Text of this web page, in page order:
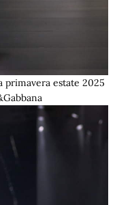
primavera estate 2025